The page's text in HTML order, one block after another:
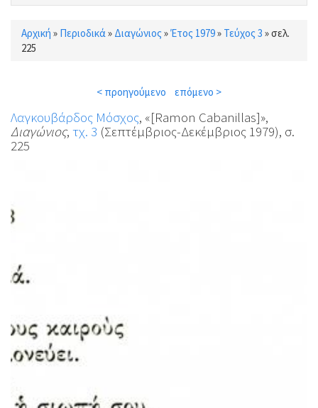
Είστε εδώ
Αρχική » Περιοδικά» Διαγώνιος »Έτος 1979» Τεύχος 3 »σελ.
225
< προηγούμενο επόμενο >
Λαγκουβάρδος Μόσχος, «[Ramon Cabanillas]»,
Διαγώνιος, τχ. 3 (Σεπτέμβριος-Δεκέμβριος 1979), σ.
225